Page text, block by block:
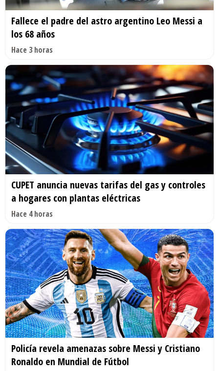
Fallece el padre del astro argentino Leo Messi a
los 68 años
Hace 3 horas
CUPET anuncia nuevas tarifas del gas y controles
a hogares con plantas eléctricas
Hace 4 horas
Policía revela amenazas sobre Messi y Cristiano
Ronaldo en Mundial de Fútbol